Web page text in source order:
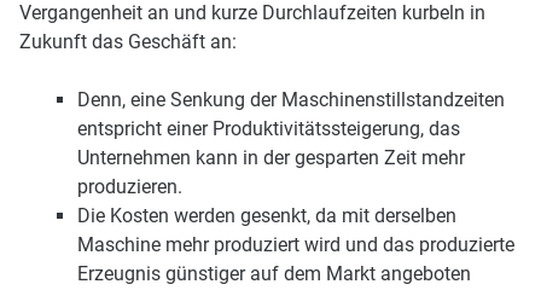
Vergangenheit an und kurze Durchlaufzeiten kurbeln in
Zukunft das Geschäft an:
Denn, eine Senkung der Maschinenstillstandzeiten
entspricht einer Produktivitätssteigerung, das
Unternehmen kann in der gesparten Zeit mehr
produzieren.
Die Kosten werden gesenkt, da mit derselben
Maschine mehr produziert wird und das produzierte
Erzeugnis günstiger auf dem Markt angeboten